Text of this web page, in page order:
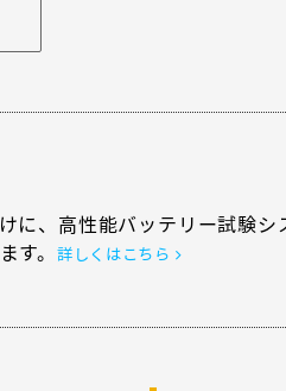
に、高性能バッテリー試験シ
す。 詳しくはこちら